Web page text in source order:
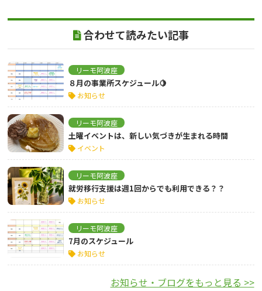
合わせて読みたい記事
リーモ阿波座
８月の事業所スケジュール🍋
お知らせ
リーモ阿波座
土曜イベントは、新しい気づきが生まれる時間
イベント
リーモ阿波座
就労移行支援は週1回からでも利用できる？？
お知らせ
リーモ阿波座
7月のスケジュール
お知らせ
お知らせ・ブログをもっと見る >>